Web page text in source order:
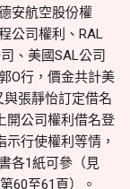
安航空股份權
公司權利、RAL
、美國SAL公司
O行，價金共計美
與張靜怡訂定借名
開公司權利借名登
行使權利等情，
各1紙可參（見
60至61頁）。